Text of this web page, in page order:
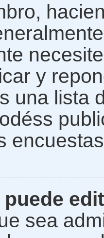
y
una lista
puede
sea